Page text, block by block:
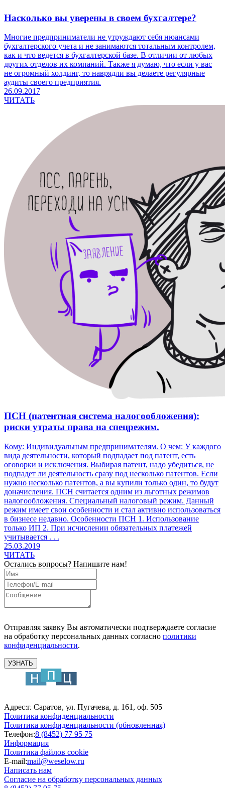
Насколько вы уверены в своем бухгалтере?
Многие предприниматели не утруждают себя нюансами
бухгалтерского учета и не занимаются тотальным контролем,
как и что ведется в бухгалтерской базе. В отличии от любых
других отделов их компаний. Также я думаю, что если у вас
не огромный холдинг, то наврядли вы делаете регулярные
аудиты своего предприятия.
26.09.2017
ЧИТАТЬ
ПСН (патентная система налогообложения):
риски утраты права на спецрежим.
Кому: Индивидуальным предпринимателям. О чем: У каждого
вида деятельности, который подпадает под патент, есть
оговорки и исключения. Выбирая патент, надо убедиться, не
подпадет ли деятельность сразу под несколько патентов. Если
нужно несколько патентов, а вы купили только один, то будут
доначисления. ПСН считается одним из льготных режимов
налогообложения. Специальный налоговый режим. Данный
режим имеет свои особенности и стал активно использоваться
в бизнесе недавно. Особенности ПСН 1. Использование
только ИП 2. При исчислении обязательных платежей
учитывается . . .
25.03.2019
ЧИТАТЬ
Остались вопросы? Напишите нам!
Отправляя заявку Вы автоматически подтверждаете согласие
на обработку персональных данных согласно политики
конфиденциальности.
УЗНАТЬ
Адрес:г. Саратов, ул. Пугачева, д. 161, оф. 505
Политика конфиденциальности
Политика конфиденциальности (обновленная)
Телефон:8 (8452) 77 95 75
Информация
Политика файлов cookie
E-mail:mail@weselow.ru
Написать нам
Согласие на обработку персональных данных